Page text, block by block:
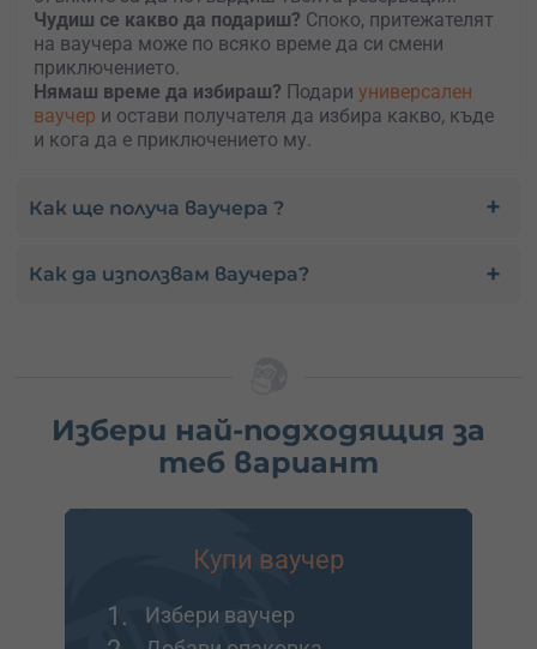
Чудиш се какво да подариш? Споко, притежателят
на ваучера може по всяко време да си смени
приключението.
Нямаш време да избираш? Подари универсален
ваучер и остави получателя да избира какво, къде
и кога да е приключението му.
Как ще получа ваучера ?
Как да използвам ваучера?
Избери най-подходящия за
теб вариант
Купи ваучер
1. Избери ваучер